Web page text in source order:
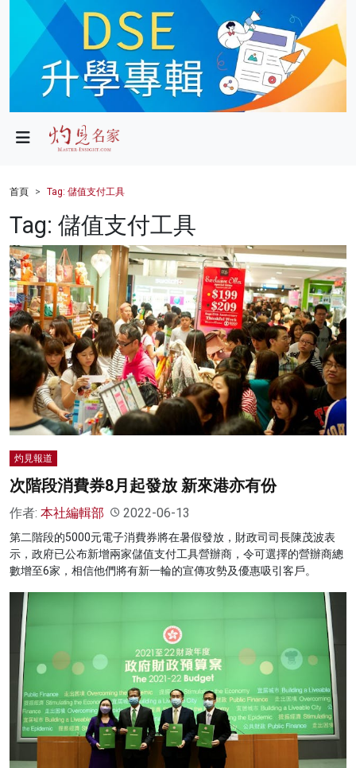
政局
財經
健康
商業
科技
影片
名家榜
灼見活動
首頁 Tag: 儲值支付工具
Tag: 儲值支付工具
灼見報道
次階段消費券8月起發放 新來港亦有份
作者: 本社編輯部 2022-06-13
第二階段的5000元電子消費券將在暑假發放，財政司司長陳茂波表
示，政府已公布新增兩家儲值支付工具營辦商，令可選擇的營辦商總
數增至6家，相信他們將有新一輪的宣傳攻勢及優惠吸引客戶。